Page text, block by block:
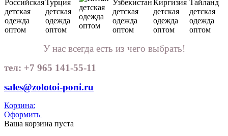
У нас всегда есть из чего выбрать!
тел: +7 965 141-55-11
sales@zolotoi-poni.ru
Корзина:
Оформить
Ваша корзина пуста